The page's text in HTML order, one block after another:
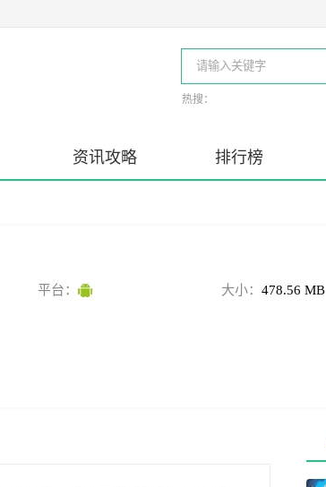
热搜：
资讯攻略 排行榜
平台： 大小： 478.56 MB